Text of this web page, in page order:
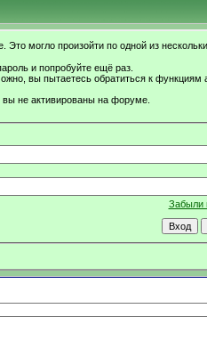
могло произойти по одной из
и попробуйте ещё раз.
вы пытаетесь обратиться к функциям
не активированы на форуме.
Забыли